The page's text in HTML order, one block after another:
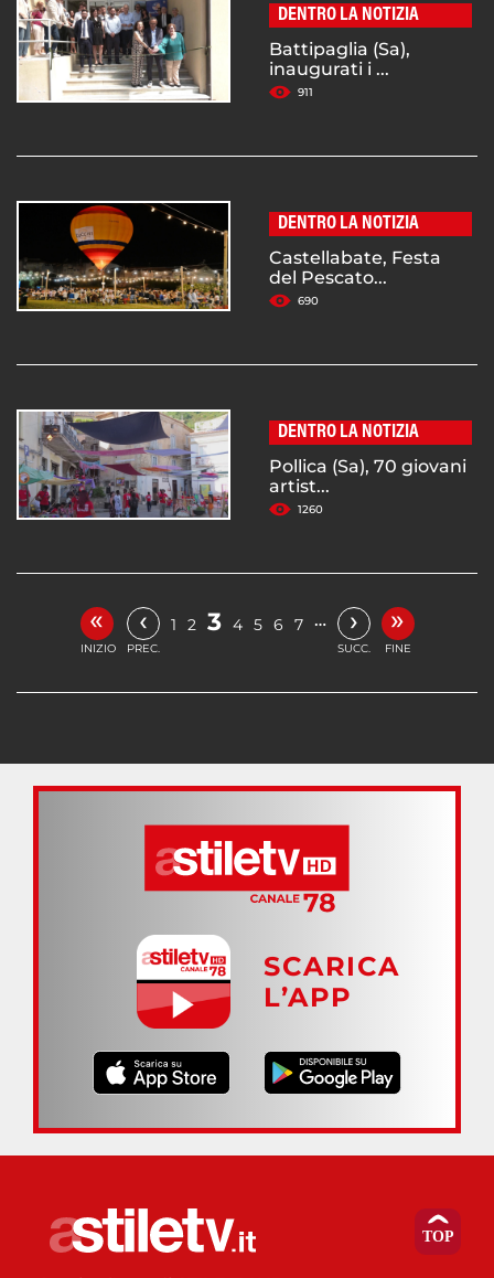
DENTRO LA NOTIZIA
Battipaglia (Sa),
inaugurati i ...
911
DENTRO LA NOTIZIA
Castellabate, Festa
del Pescato...
690
DENTRO LA NOTIZIA
Pollica (Sa), 70 giovani
artist...
1260
«
INIZIO
‹
PREC.
1 2 3 4 5 6 7 … ›
SUCC.
»
FINE
SCARICA
L’APP